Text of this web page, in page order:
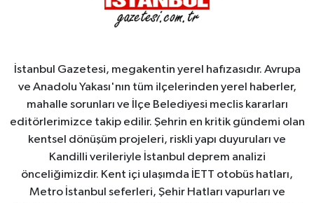
İstanbul Gazetesi, megakentin yerel hafızasıdır. Avrupa
ve Anadolu Yakası'nın tüm ilçelerinden yerel haberler,
mahalle sorunları ve İlçe Belediyesi meclis kararları
editörlerimizce takip edilir. Şehrin en kritik gündemi olan
kentsel dönüşüm projeleri, riskli yapı duyuruları ve
Kandilli verileriyle İstanbul deprem analizi
önceliğimizdir. Kent içi ulaşımda İETT otobüs hatları,
Metro İstanbul seferleri, Şehir Hatları vapurları ve